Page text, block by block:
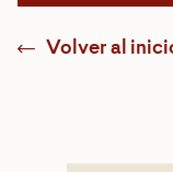
Volver al